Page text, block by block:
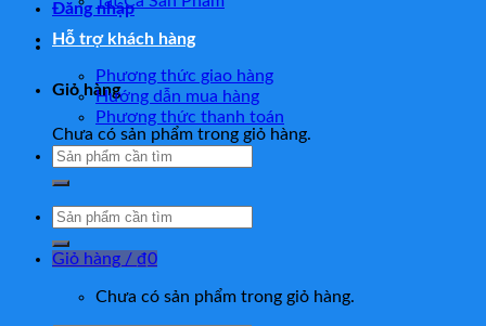
Đăng nhập
Giỏ hàng
Chưa có sản phẩm trong giỏ hàng.
Hỗ trợ khách hàng
Phương thức giao hàng
Hướng dẫn mua hàng
Phương thức thanh toán
Tìm
Tìm
Giỏ hàng / ₫0
Chưa có sản phẩm trong giỏ hàng.